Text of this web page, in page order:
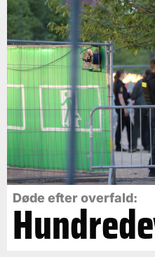
Døde efter overfald: